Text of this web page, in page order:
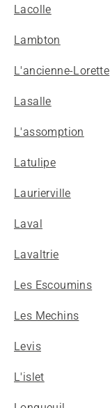
Lacolle
Lambton
L'ancienne-Lorette
Lasalle
L'assomption
Latulipe
Laurierville
Laval
Lavaltrie
Les Escoumins
Les Mechins
Levis
L'islet